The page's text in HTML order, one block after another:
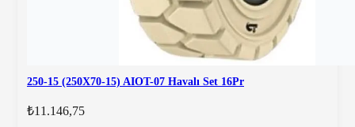
250-15 (250X70-15) AIOT-07 Havalı Set 16Pr
₺11.146,75